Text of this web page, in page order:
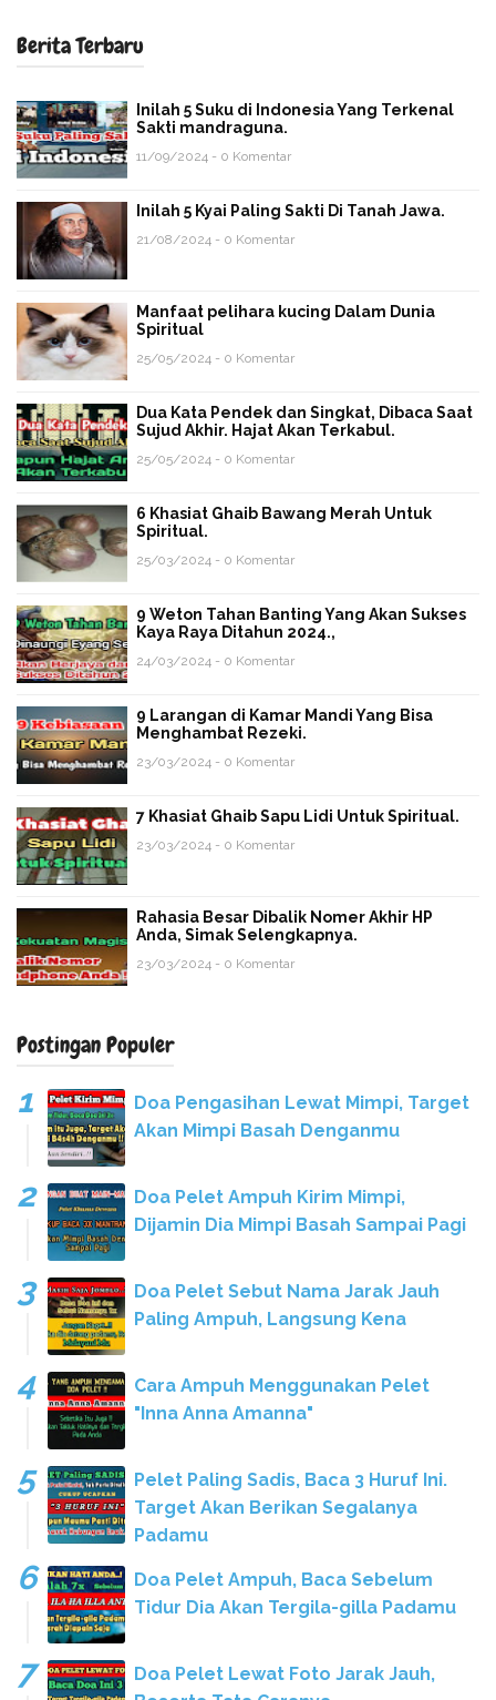
Berita Terbaru
Inilah 5 Suku di Indonesia Yang Terkenal
Sakti mandraguna.
11/09/2024 - 0 Komentar
Inilah 5 Kyai Paling Sakti Di Tanah Jawa.
21/08/2024 - 0 Komentar
Manfaat pelihara kucing Dalam Dunia
Spiritual
25/05/2024 - 0 Komentar
Dua Kata Pendek dan Singkat, Dibaca Saat
Sujud Akhir. Hajat Akan Terkabul.
25/05/2024 - 0 Komentar
6 Khasiat Ghaib Bawang Merah Untuk
Spiritual.
25/03/2024 - 0 Komentar
9 Weton Tahan Banting Yang Akan Sukses
Kaya Raya Ditahun 2024.,
24/03/2024 - 0 Komentar
9 Larangan di Kamar Mandi Yang Bisa
Menghambat Rezeki.
23/03/2024 - 0 Komentar
7 Khasiat Ghaib Sapu Lidi Untuk Spiritual.
23/03/2024 - 0 Komentar
Rahasia Besar Dibalik Nomer Akhir HP
Anda, Simak Selengkapnya.
23/03/2024 - 0 Komentar
Postingan Populer
Doa Pengasihan Lewat Mimpi, Target
Akan Mimpi Basah Denganmu
Doa Pelet Ampuh Kirim Mimpi,
Dijamin Dia Mimpi Basah Sampai Pagi
Doa Pelet Sebut Nama Jarak Jauh
Paling Ampuh, Langsung Kena
Cara Ampuh Menggunakan Pelet
"Inna Anna Amanna"
Pelet Paling Sadis, Baca 3 Huruf Ini.
Target Akan Berikan Segalanya
Padamu
Doa Pelet Ampuh, Baca Sebelum
Tidur Dia Akan Tergila-gilla Padamu
Doa Pelet Lewat Foto Jarak Jauh,